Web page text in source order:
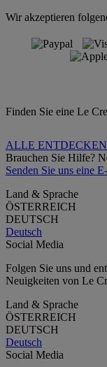
Wir akzeptieren
Finden Sie eine Le
ALLE ENTDECKEN
Brauchen Sie Hilfe?
Senden Sie uns eine
Land & Sprache
ÖSTERREICH
DEUTSCH
Deutsch
Social Media
Folgen Sie uns und
Neuigkeiten von Le
Land & Sprache
ÖSTERREICH
DEUTSCH
Deutsch
Social Media